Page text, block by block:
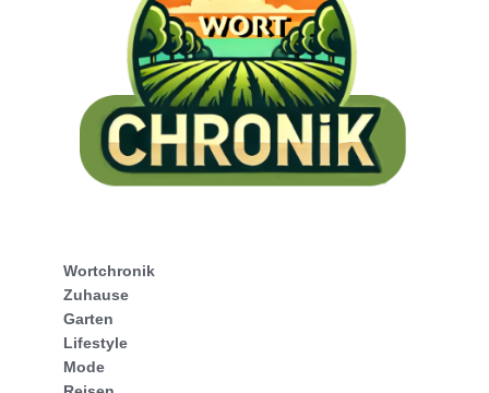
Wortchronik
Zuhause
Garten
Lifestyle
Mode